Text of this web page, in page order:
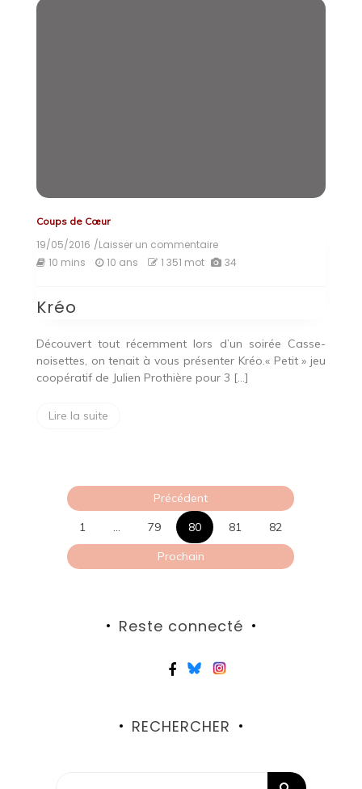
Coups de Cœur
19/05/2016 /Laisser un commentaireon
Kréo
10 mins 10 ans 1 351 mot 34
Kréo
Découvert tout récemment lors d’un soirée Casse-
noisettes, on tenait à vous présenter Kréo.« Petit » jeu
coopératif de Julien Prothière pour 3 […]
Lire la suite
Pagination
des
publications
Précédent
1
… 79 80 81
82
Prochain
Reste connecté
RECHERCHER